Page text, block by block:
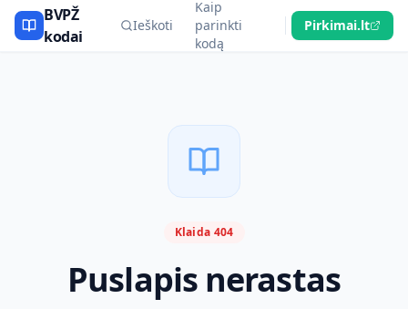
BVPŽ
kodai
Ieškoti
Kaip
parinkti
kodą
Pirkimai.lt
Klaida 404
Puslapis nerastas